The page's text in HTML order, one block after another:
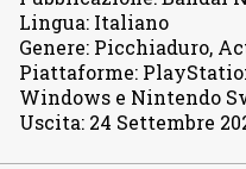
Lingua: Italiano
Genere: Picchiaduro,
Piattaforme:
Windows e Nintendo
Uscita: 24 Settembre